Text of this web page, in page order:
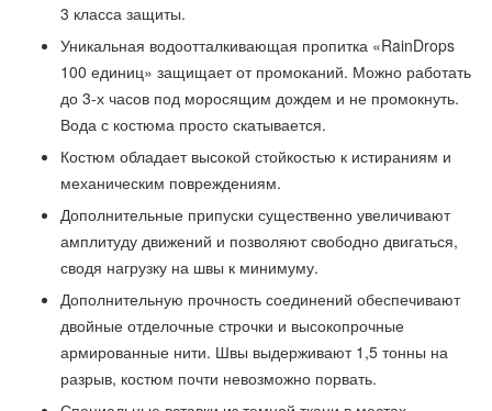
3 класса защиты.
Уникальная водоотталкивающая пропитка «RainDrops
100 единиц» защищает от промоканий. Можно работать
до 3-х часов под моросящим дождем и не промокнуть.
Вода с костюма просто скатывается.
Костюм обладает высокой стойкостью к истираниям и
механическим повреждениям.
Дополнительные припуски существенно увеличивают
амплитуду движений и позволяют свободно двигаться,
сводя нагрузку на швы к минимуму.
Дополнительную прочность соединений обеспечивают
двойные отделочные строчки и высокопрочные
армированные нити. Швы выдерживают 1,5 тонны на
разрыв, костюм почти невозможно порвать.